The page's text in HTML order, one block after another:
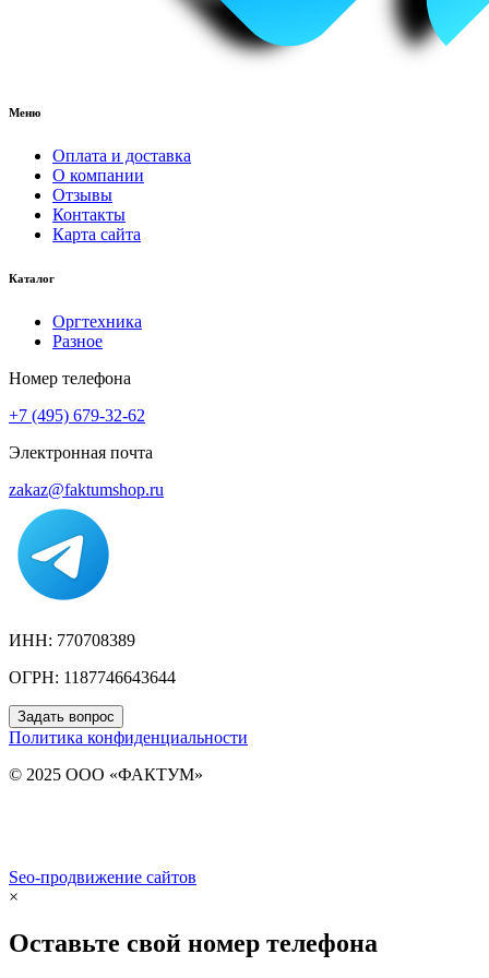
Меню
Оплата и доставка
О компании
Отзывы
Контакты
Карта сайта
Каталог
Оргтехника
Разное
Номер телефона
+7 (495) 679-32-62
Электронная почта
zakaz@faktumshop.ru
ИНН: 770708389
ОГРН: 1187746643644
Задать вопрос
Политика конфиденциальности
© 2025 ООО «ФАКТУМ»
Seo-продвижение сайтов
×
Оставьте свой номер телефона